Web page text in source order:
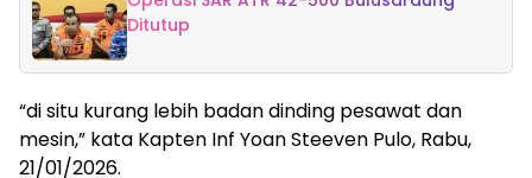
Ditutup
“di situ kurang lebih badan dinding pesawat dan
mesin,” kata Kapten Inf Yoan Steeven Pulo, Rabu,
21/01/2026.